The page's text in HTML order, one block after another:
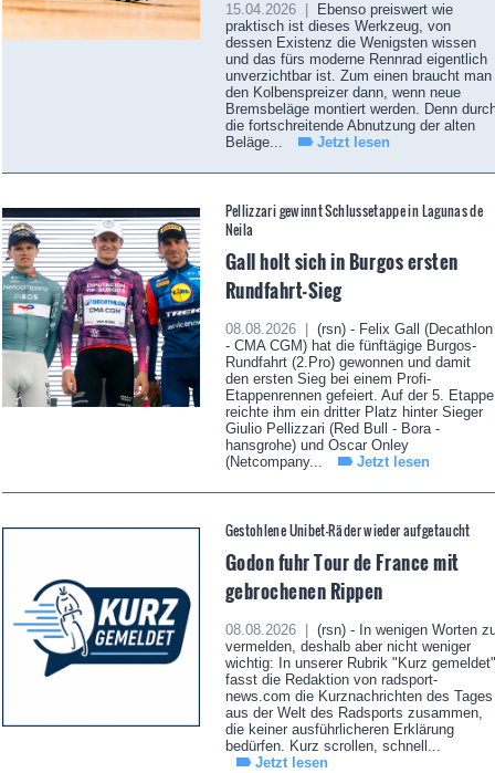
15.04.2026 |
Ebenso preiswert wie
praktisch ist dieses Werkzeug, von
dessen Existenz die Wenigsten wissen
und das fürs moderne Rennrad eigentlich
unverzichtbar ist. Zum einen braucht man
den Kolbenspreizer dann, wenn neue
Bremsbeläge montiert werden. Denn
die fortschreitende Abnutzung der alten
Beläge...
Jetzt lesen
Pellizzari gewinnt Schlussetappe in Lagunas de
Neila
Gall holt sich in Burgos ersten
Rundfahrt-Sieg
08.08.2026 |
(rsn) - Felix Gall (Decathlon
- CMA CGM) hat die fünftägige Burgos-
Rundfahrt (2.Pro) gewonnen und damit
den ersten Sieg bei einem Profi-
Etappenrennen gefeiert. Auf der 5. Etappe
reichte ihm ein dritter Platz hinter Sieger
Giulio Pellizzari (Red Bull - Bora -
hansgrohe) und Oscar Onley
(Netcompany...
Jetzt lesen
Gestohlene Unibet-Räder wieder aufgetaucht
Godon fuhr Tour de France mit
gebrochenen Rippen
08.08.2026 |
(rsn) - In wenigen Worten
vermelden, deshalb aber nicht weniger
wichtig: In unserer Rubrik "Kurz gemeldet"
fasst die Redaktion von radsport-
news.com die Kurznachrichten des Tages
aus der Welt des Radsports zusammen,
die keiner ausführlicheren Erklärung
bedürfen. Kurz scrollen, schnell...
Jetzt lesen